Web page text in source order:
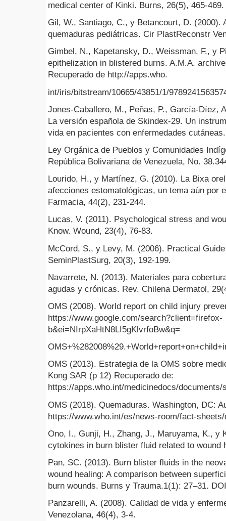
medical center of Kinki. Burns, 26(5), 465-469.
Gil, W., Santiago, C., y Betancourt, D. (2000).
quemaduras pediátricas. Cir PlastReconstr
Gimbel, N., Kapetansky, D., Weissman, F., y
epithelization in blistered burns. A.M.A.
Recuperado de http://apps.who.
int/iris/bitstream/10665/43851/1/
Jones-Caballero, M., Peñas, P., García-Díez,
La versión española de Skindex-29. Un
vida en pacientes con enfermedades
Ley Orgánica de Pueblos y Comunidades
República Bolivariana de Venezuela, No.
Lourido, H., y Martínez, G. (2010). La Bixa
afecciones estomatológicas, un tema aún por
Farmacia, 44(2), 231-244.
Lucas, V. (2011). Psychological stress and
Know. Wound, 23(4), 76-83.
McCord, S., y Levy, M. (2006). Practical
SeminPlastSurg, 20(3), 192-199.
Navarrete, N. (2013). Materiales para
agudas y crónicas. Rev. Chilena Dermatol,
OMS (2008). World report on child injury
https://www.google.com/search?client=firefox-
b&ei=NIrpXaHtN8LI5gKlvrfoBw&q=
OMS (2013). Estrategia de la OMS sobre
Kong SAR (p 12) Recuperado de:
https://apps.who.int/medicinedocs/documents/
OMS (2018). Quemaduras. Washington, DC:
https://www.who.int/es/news-room/fact-
Ono, I., Gunji, H., Zhang, J., Maruyama, K., y
cytokines in burn blister fluid related to wound
Pan, SC. (2013). Burn blister fluids in the
wound healing: A comparison between
burn wounds. Burns y Trauma.1(1): 27–31.
Panzarelli, A. (2008). Calidad de vida y
Venezolana, 46(4), 3-4.